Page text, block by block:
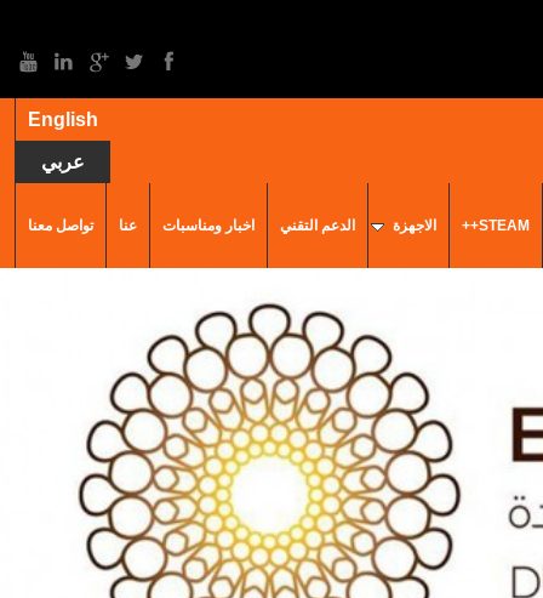
English
عربي
STEAM++ الاجهزة الدعم التقني اخبار ومناسبات عنا تواصل معنا